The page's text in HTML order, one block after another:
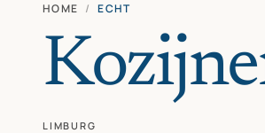
HOME / ECHT
LIMBURG